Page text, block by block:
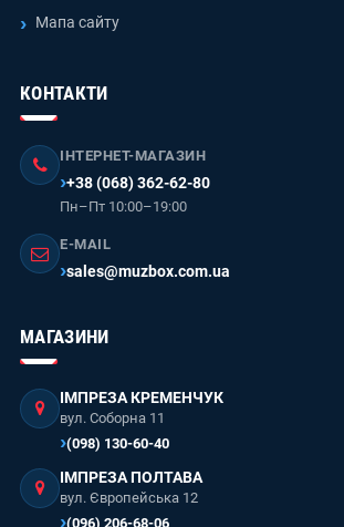
Мапа сайту
КОНТАКТИ
ІНТЕРНЕТ-МАГАЗИН
+38 (068) 362-62-80
Пн–Пт 10:00–19:00
E-MAIL
sales@muzbox.com.ua
МАГАЗИНИ
ІМПРЕЗА КРЕМЕНЧУК
вул. Соборна 11
(098) 130-60-40
ІМПРЕЗА ПОЛТАВА
вул. Європейська 12
(096) 206-68-06